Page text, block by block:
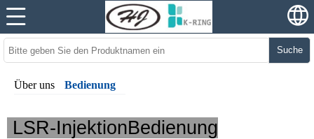
Suche
Über uns Bedienung
LSR-InjektionBedienung